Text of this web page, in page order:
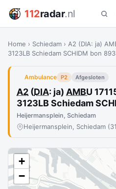
112radar.nl
Home › Schiedam › A2 (DIA: ja)
3123LB Schiedam SCHIDM bon
Ambulance P2 Afgesloten
A2 (DIA: ja) AMBU
3123LB Schiedam
Heijermansplein, Schiedam
Heijermansplein, Schiedam
+
−